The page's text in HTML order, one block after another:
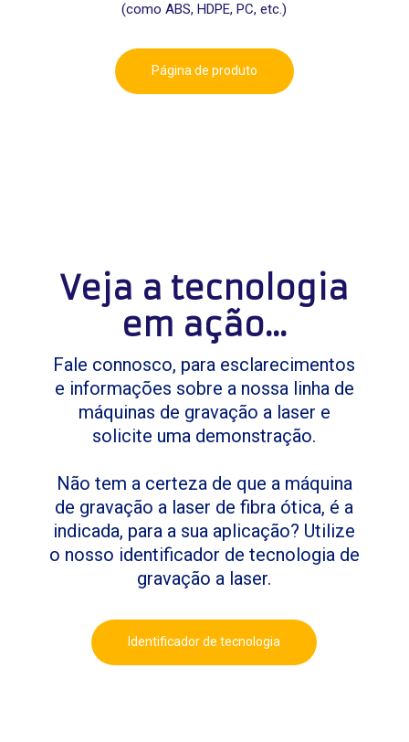
(como ABS, HDPE, PC, etc.)
Página de produto
Veja a tecnologia
em ação...
Fale connosco, para esclarecimentos
e informações sobre a nossa linha de
máquinas de gravação a laser e
solicite uma demonstração.
Não tem a certeza de que a máquina
de gravação a laser de fibra ótica, é a
indicada, para a sua aplicação? Utilize
o nosso identificador de tecnologia de
gravação a laser.
Identificador de tecnologia